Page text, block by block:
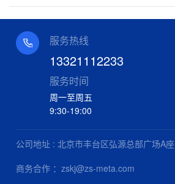
服务热线
13321112233
服务时间
周一至周五
9:30-19:00
公司地址 : 北京市丰台区弘源总部广场A
商务合作 ：zskj@zs-meta.com